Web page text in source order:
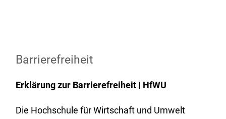
Barrierefreiheit
Erklärungzur Barrierefreiheit | HfWU
Die Hochschule für Wirtschaft und Umwelt